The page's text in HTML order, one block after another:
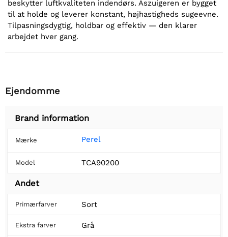
beskytter luftkvaliteten indendørs. Aszuigeren er bygget
til at holde og leverer konstant, højhastigheds sugeevne.
Tilpasningsdygtig, holdbar og effektiv — den klarer
arbejdet hver gang.
Ejendomme
Brand information
Mærke Perel
Model TCA90200
Andet
Primærfarver Sort
Ekstra farver Grå